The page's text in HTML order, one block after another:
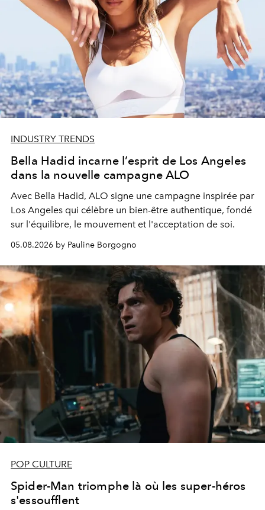
INDUSTRY TRENDS
Bella Hadid incarne l’esprit de Los Angeles
dans la nouvelle campagne ALO
Avec Bella Hadid, ALO signe une campagne inspirée par
Los Angeles qui célèbre un bien-être authentique, fondé
sur l'équilibre, le mouvement et l'acceptation de soi.
05.08.2026 by Pauline Borgogno
POP CULTURE
Spider-Man triomphe là où les super-héros
s'essoufflent